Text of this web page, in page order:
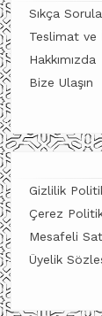
Sıkça
Teslimat ve
Hakkımızda
Bize Ulaşın
Gizlilik
Çerez
Mesafeli
Üyelik